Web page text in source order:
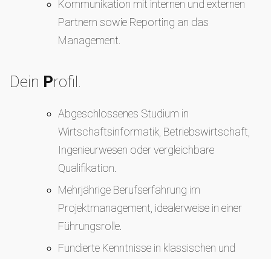
Kommunikation mit internen und externen
Partnern sowie Reporting an das
Management.
Dein Profil.
Abgeschlossenes Studium in
Wirtschaftsinformatik, Betriebswirtschaft,
Ingenieurwesen oder vergleichbare
Qualifikation.
Mehrjährige Berufserfahrung im
Projektmanagement, idealerweise in einer
Führungsrolle.
Fundierte Kenntnisse in klassischen und